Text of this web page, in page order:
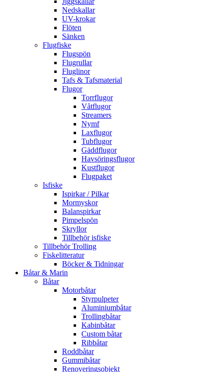
Nedskallar
UV-krokar
Flöten
Sänken
Flugfiske
Flugspön
Flugrullar
Fluglinor
Tafs & Tafsmaterial
Flugor
Torrflugor
Våtflugor
Streamers
Nymf
Laxflugor
Tubflugor
Gäddflugor
Havsöringsflugor
Kustflugor
Flugpaket
Isfiske
Ispirkar / Pilkar
Mormyskor
Balanspirkar
Pimpelspön
Skryllor
Tillbehör isfiske
Tillbehör Trolling
Fiskelitteratur
Böcker & Tidningar
Båtar & Marin
Båtar
Motorbåtar
Styrpulpeter
Aluminiumbåtar
Trollingbåtar
Kabinbåtar
Custom båtar
Ribbåtar
Roddbåtar
Gummibåtar
Renoveringsobjekt